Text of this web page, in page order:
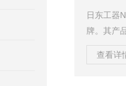
日东工器
牌。其产
的提升。
查看详